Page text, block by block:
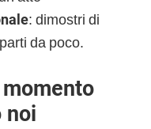
: dimostri di
da poco.
noi